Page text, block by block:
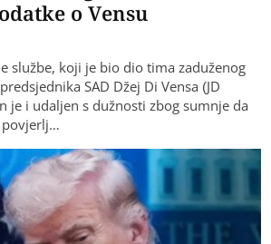
o Vensu
službe, koji je bio dio tima zaduženog
SAD Džej Di Vensa (JD
je i udaljen s dužnosti zbog sumnje da
povjerlj…